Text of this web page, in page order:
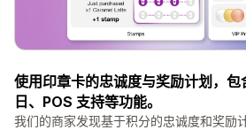
使用印章卡的忠诚度与奖励计划，包
日、POS 支持等功能。
我们的商家发现基于积分的忠诚度和奖励